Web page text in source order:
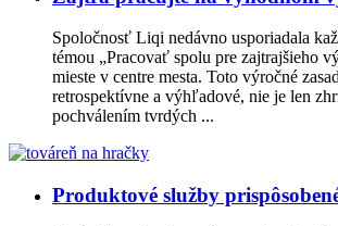
Spoločnosť Liqi nedávno usporiadala
témou „Pracovať spolu pre zajtrajšieho
mieste v centre mesta. Toto výročné
retrospektívne a výhľadové, nie je len
pochválením tvrdých ...
Produktové služby